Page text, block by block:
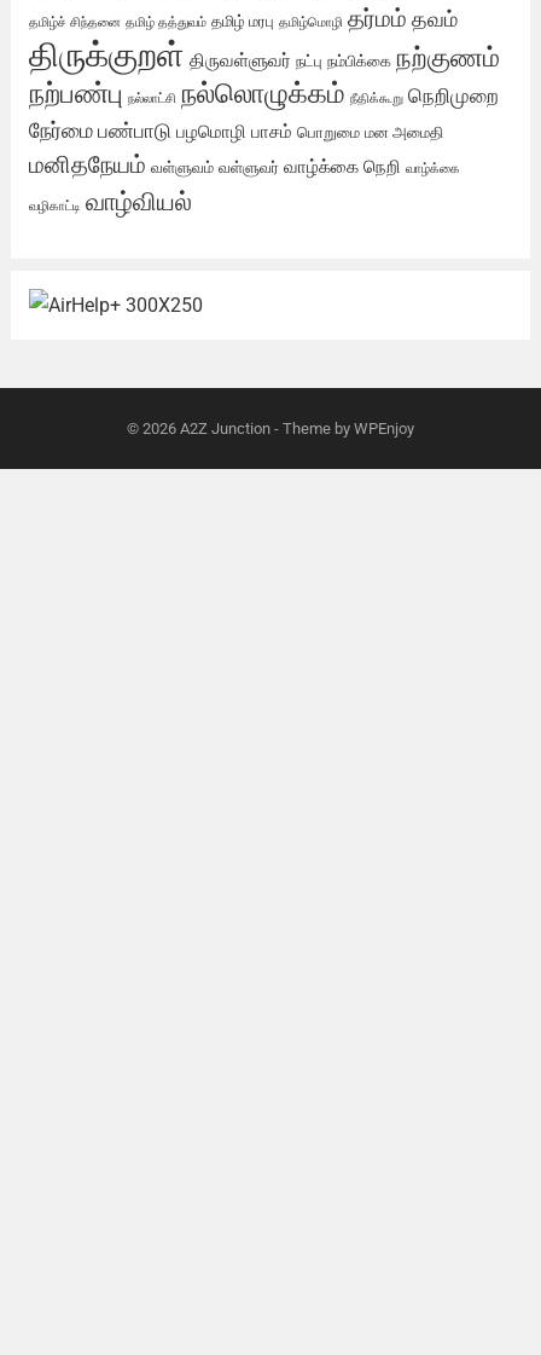
தமிழ்ச் சிந்தனை தமிழ் தத்துவம் தமிழ் மரபு தமிழ்மொழி தர்மம் தவம்
திருக்குறள் திருவள்ளுவர் நட்பு நம்பிக்கை நற்குணம்
நற்பண்பு நல்லாட்சி நல்லொழுக்கம் நீதிக்கூறு நெறிமுறை
நேர்மை பண்பாடு பழமொழி பாசம் பொறுமை மன அமைதி
மனிதநேயம் வள்ளுவம் வள்ளுவர் வாழ்க்கை நெறி வாழ்க்கை
வழிகாட்டி வாழ்வியல்
© 2026 A2Z Junction- Theme by WPEnjoy